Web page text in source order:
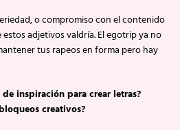
o compromiso con el contenido
adjetivos valdría. El egotrip ya no
tus rapeos en forma pero hay
inspiración para crear letras?
creativos?